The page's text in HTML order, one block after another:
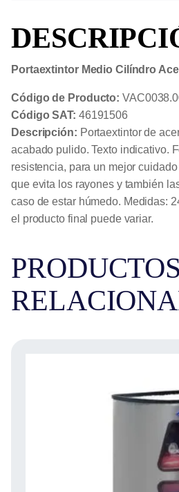
Portaextintor Medio Cilíndro
Código de Producto:
Código SAT: 46191506
Descripción: Portaextintor de
acabado pulido. Texto indicativo.
resistencia, para un mejor
que evita los rayones y también
caso de estar húmedo. Medidas:
el producto final puede variar.
PRODUCTOS